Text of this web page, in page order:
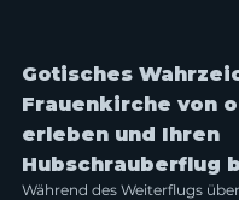
Gotisches
Frauenkirche von
erleben und Ihren
Hubschrauberflug
Während des Weiterflugs